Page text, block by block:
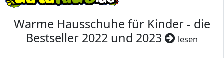
Warme Hausschuhe für Kinder - die
Bestseller 2022 und 2023
lesen